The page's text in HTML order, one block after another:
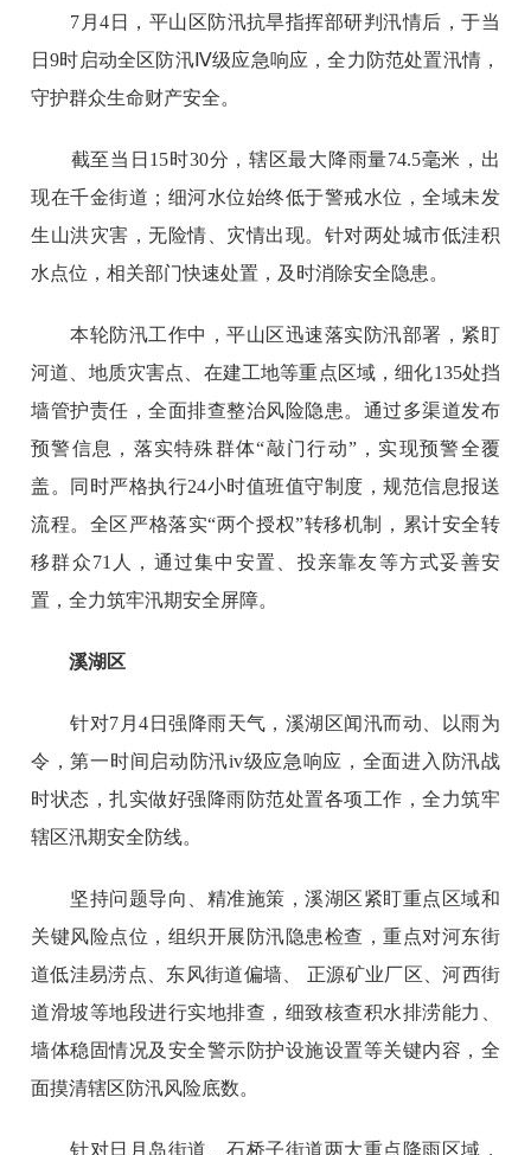
7月4日，平山区防汛抗旱指挥部研判汛情后，于当
日9时启动全区防汛Ⅳ级应急响应，全力防范处置汛情，
守护群众生命财产安全。
截至当日15时30分，辖区最大降雨量74.5毫米，出
现在千金街道；细河水位始终低于警戒水位，全域未发
生山洪灾害，无险情、灾情出现。针对两处城市低洼积
水点位，相关部门快速处置，及时消除安全隐患。
本轮防汛工作中，平山区迅速落实防汛部署，紧盯
河道、地质灾害点、在建工地等重点区域，细化135处挡
墙管护责任，全面排查整治风险隐患。通过多渠道发布
预警信息，落实特殊群体“敲门行动”，实现预警全覆
盖。同时严格执行24小时值班值守制度，规范信息报送
流程。全区严格落实“两个授权”转移机制，累计安全转
移群众71人，通过集中安置、投亲靠友等方式妥善安
置，全力筑牢汛期安全屏障。
溪湖区
针对7月4日强降雨天气，溪湖区闻汛而动、以雨为
令，第一时间启动防汛iv级应急响应，全面进入防汛战
时状态，扎实做好强降雨防范处置各项工作，全力筑牢
辖区汛期安全防线。
坚持问题导向、精准施策，溪湖区紧盯重点区域和
关键风险点位，组织开展防汛隐患检查，重点对河东街
道低洼易涝点、东风街道偏墙、 正源矿业厂区、河西街
道滑坡等地段进行实地排查，细致核查积水排涝能力、
墙体稳固情况及安全警示防护设施设置等关键内容，全
面摸清辖区防汛风险底数。
针对日月岛街道、石桥子街道两大重点降雨区域，